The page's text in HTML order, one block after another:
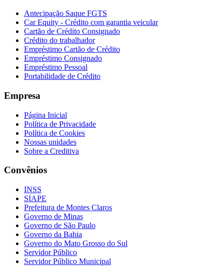
Antecipação Saque FGTS
Car Equity - Crédito com garantia veicular
Cartão de Crédito Consignado
Crédito do trabalhador
Empréstimo Cartão de Crédito
Empréstimo Consignado
Empréstimo Pessoal
Portabilidade de Crédito
Empresa
Página Inicial
Política de Privacidade
Política de Cookies
Nossas unidades
Sobre a Creditiva
Convênios
INSS
SIAPE
Prefeitura de Montes Claros
Governo de Minas
Governo de São Paulo
Governo da Bahia
Governo do Mato Grosso do Sul
Servidor Público
Servidor Público Municipal